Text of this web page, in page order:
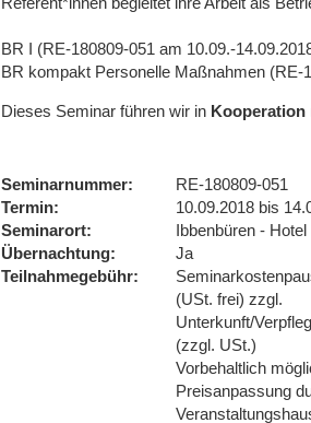
BR I (RE-180809-051 am 10.09.-
BR kompakt Personelle Maßnahmen (RE-
Dieses Seminar führen wir in Kooperation
Seminarnummer
RE-180809-051
Termin
10.09.2018 bis
Seminarort
Ibbenbüren -
Übernachtung
Ja
Teilnahmegebühr
(USt. frei) zzgl.
Unterkunft/
(zzgl. USt.)
Vorbehaltlich
Preisanpassung